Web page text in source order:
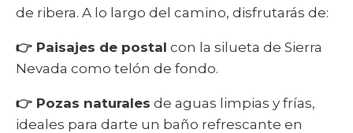
de ribera. A lo largo del camino, disfrutarás de:
👉 Paisajes de postal con la silueta de Sierra
Nevada como telón de fondo.
👉 Pozas naturales de aguas limpias y frías,
ideales para darte un baño refrescante en